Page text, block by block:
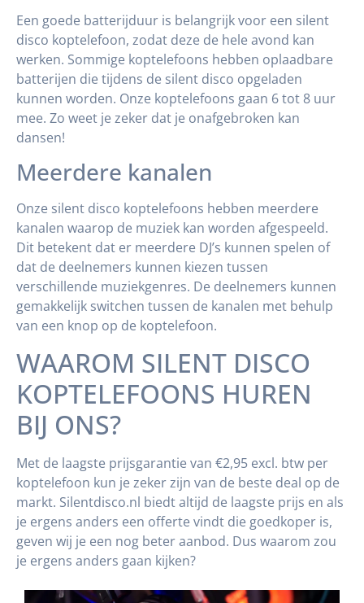
Een goede batterijduur is belangrijk voor een silent
disco koptelefoon, zodat deze de hele avond kan
werken. Sommige koptelefoons hebben oplaadbare
batterijen die tijdens de silent disco opgeladen
kunnen worden. Onze koptelefoons gaan 6 tot 8 uur
mee. Zo weet je zeker dat je onafgebroken kan
dansen!
Meerdere kanalen
Onze silent disco koptelefoons hebben meerdere
kanalen waarop de muziek kan worden afgespeeld.
Dit betekent dat er meerdere DJ’s kunnen spelen of
dat de deelnemers kunnen kiezen tussen
verschillende muziekgenres. De deelnemers kunnen
gemakkelijk switchen tussen de kanalen met behulp
van een knop op de koptelefoon.
WAAROM SILENT DISCO
KOPTELEFOONS HUREN
BIJ ONS?
Met de laagste prijsgarantie van €2,95 excl. btw per
koptelefoon kun je zeker zijn van de beste deal op de
markt. Silentdisco.nl biedt altijd de laagste prijs en als
je ergens anders een offerte vindt die goedkoper is,
geven wij je een nog beter aanbod. Dus waarom zou
je ergens anders gaan kijken?